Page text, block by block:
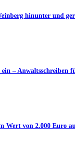
hinunter und
– Anwaltsschreiben
Wert von 2.000 Euro